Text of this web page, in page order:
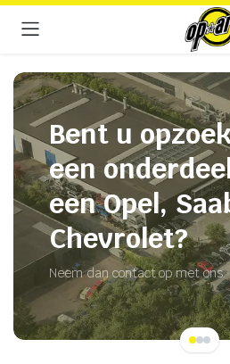
Bent u
een
een Opel,
Chevrolet?
Neem dan contact op met ons.